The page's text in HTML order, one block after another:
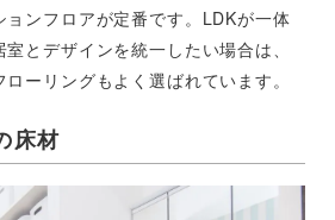
ンフロアが定番です。LDKが一体
とデザインを統一したい場合は、
ーリングもよく選ばれています。
床材